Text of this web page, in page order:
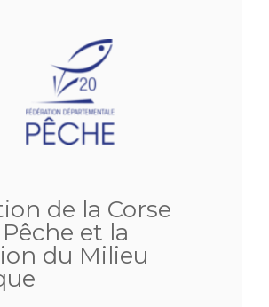
de la Corse
et la
du Milieu